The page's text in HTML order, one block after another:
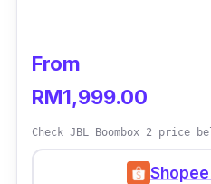
From
RM1,999.00
Check JBL Boombox 2 price